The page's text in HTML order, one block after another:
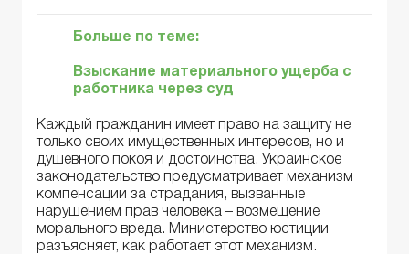
Больше по теме:
Взыскание материального ущерба с
работника через суд
Каждый гражданин имеет право на защиту не
только своих имущественных интересов, но и
душевного покоя и достоинства. Украинское
законодательство предусматривает механизм
компенсации за страдания, вызванные
нарушением прав человека – возмещение
морального вреда. Министерство юстиции
разъясняет, как работает этот механизм.